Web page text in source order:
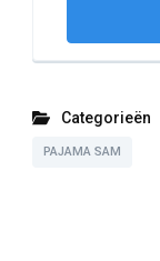
Categorieën
PAJAMA SAM